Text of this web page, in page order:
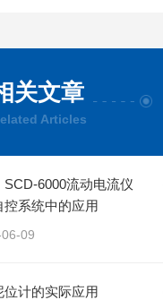
关文章
Articles
SCD-6000流动电流仪
控系统中的应用
09
位计的实际应用